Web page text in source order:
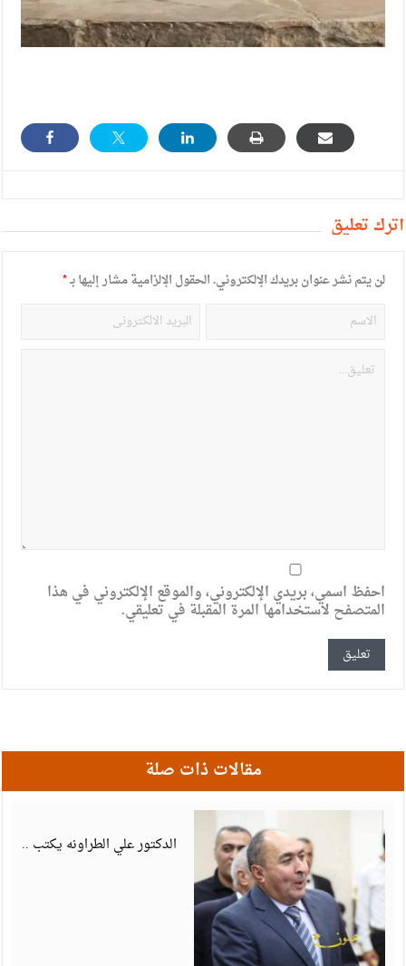
أترك تعليق
لن يتم نشر عنوان بريدك الإلكتروني.الحقول الإلزامية مشار إليها بـ*
احفظ اسمي، بريدي الإلكتروني، والموقع الإلكتروني في هذا
المتصفح لاستخدامها المرة المقبلة في تعليقي.
مقالات ذات صلة
الدكتور علي الطراونه يكتب ..